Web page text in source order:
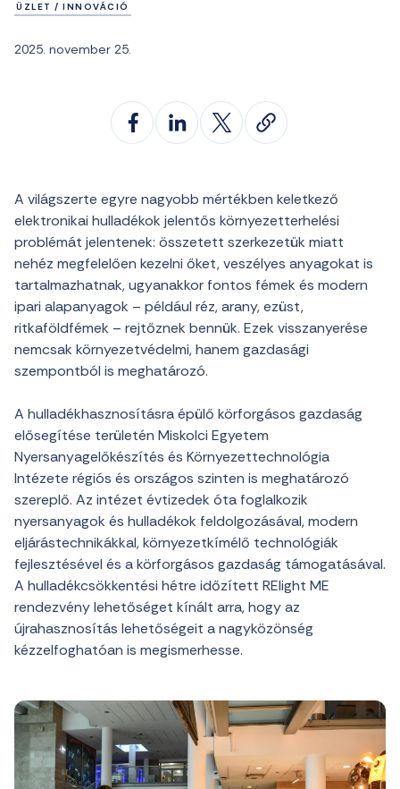
ÜZLET / INNOVÁCIÓ
2025. november 25.
A világszerte egyre nagyobb mértékben keletkező
elektronikai hulladékok jelentős környezetterhelési
problémát jelentenek: összetett szerkezetük miatt
nehéz megfelelően kezelni őket, veszélyes anyagokat is
tartalmazhatnak, ugyanakkor fontos fémek és modern
ipari alapanyagok – például réz, arany, ezüst,
ritkaföldfémek – rejtőznek bennük. Ezek visszanyerése
nemcsak környezetvédelmi, hanem gazdasági
szempontból is meghatározó.
A hulladékhasznosításra épülő körforgásos gazdaság
elősegítése területén Miskolci Egyetem
Nyersanyagelőkészítés és Környezettechnológia
Intézete régiós és országos szinten is meghatározó
szereplő. Az intézet évtizedek óta foglalkozik
nyersanyagok és hulladékok feldolgozásával, modern
eljárástechnikákkal, környezetkímélő technológiák
fejlesztésével és a körforgásos gazdaság támogatásával.
A hulladékcsökkentési hétre időzített RElight ME
rendezvény lehetőséget kínált arra, hogy az
újrahasznosítás lehetőségeit a nagyközönség
kézzelfoghatóan is megismerhesse.